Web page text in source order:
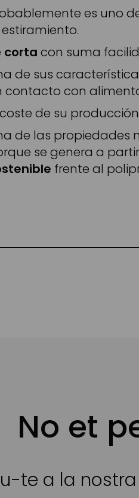
es uno
corta con suma
de sus
contacto con
coste de su
de las propiedades
se genera a
frente al
No et
te a la